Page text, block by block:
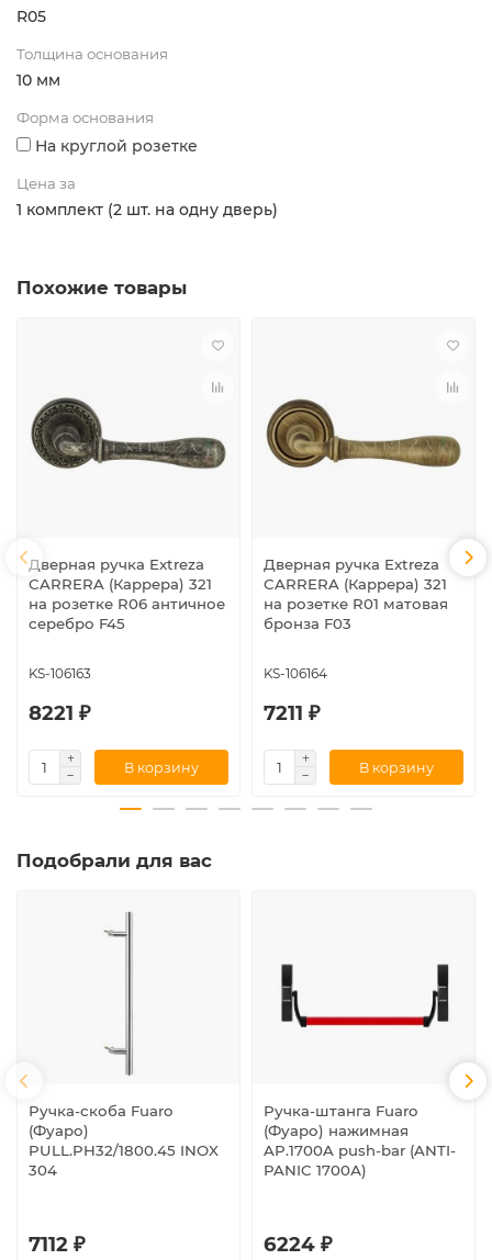
R05
Толщина основания
10 мм
Форма основания
На круглой розетке
Цена за
1 комплект (2 шт. на одну дверь)
Похожие товары
Дверная ручка Extreza
CARRERA (Каррера) 321
на розетке R06 античное
серебро F45
KS-106163
8221 ₽
В корзину
Дверная ручка Extreza
CARRERA (Каррера) 321
на розетке R01 матовая
бронза F03
KS-106164
7211 ₽
В корзину
Подобрали для вас
Ручка-скоба Fuaro
(Фуаро)
PULL.PH32/1800.45 INOX
304
7112 ₽
Ручка-штанга Fuaro
(Фуаро) нажимная
AP.1700A push-bar (ANTI-
PANIC 1700А)
6224 ₽